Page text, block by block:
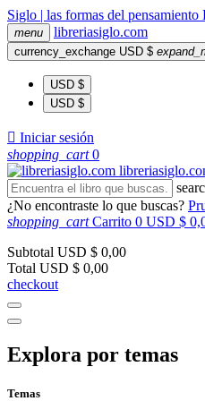
Siglo | las formas del pensamiento
menu libreriasiglo.com
currency_exchange USD $
USD $
USD $
 Iniciar sesión
shopping_cart 0
libreriasiglo
¿No encontraste lo que buscas?
shopping_cart Carrito 0 USD $
Subtotal USD $ 0,00
Total USD $ 0,00
checkout
Explora por temas
Temas